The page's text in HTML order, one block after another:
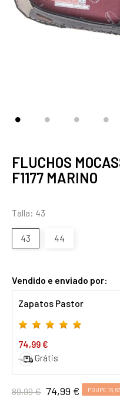
FLUCHOS
F1177 MARINO
Talla: 43
43 44
Vendido e enviado por:
Zapatos Pastor
74,99 €
Grátis
89,99 € 74,99 € POUPE